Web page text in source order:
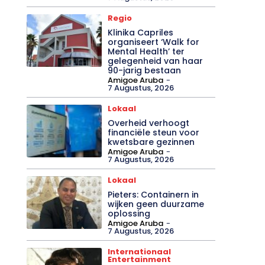
Regio
Klinika Capriles
organiseert ‘Walk for
Mental Health’ ter
gelegenheid van haar
90-jarig bestaan
Amigoe Aruba -
7 Augustus, 2026
Lokaal
Overheid verhoogt
financiële steun voor
kwetsbare gezinnen
Amigoe Aruba -
7 Augustus, 2026
Lokaal
Pieters: Containern in
wijken geen duurzame
oplossing
Amigoe Aruba -
7 Augustus, 2026
Internationaal
Entertainment